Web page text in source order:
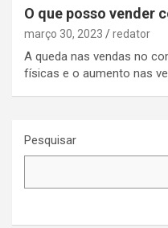
O que posso vender
março 30, 2023 redator
A queda nas vendas no
físicas e o aumento nas
Pesquisar